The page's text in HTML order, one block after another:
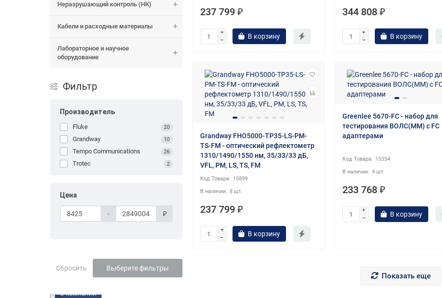
Неразрушающий контроль (НК)
Кабели и расходные материалы
Лабораторное и научное
оборудование
Фильтр
Производитель
Fluke 20
Grandway 10
Tempo Communications 26
Trotec 2
Цена
- ₽
Сбросить Выберите фильтры
О компании
237 799 ₽
В корзину
344 808 ₽
В корзину
Grandway FHO5000-TP35-LS-PM-
TS-FM - оптический рефлектометр
1310/1490/1550 нм, 35/33/33 дБ,
VFL, PM, LS, TS, FM
15899
8 шт.
237 799 ₽
В корзину
Greenlee 5670-FC - набор для
тестирования ВОЛС(MM) c FC
адаптерами
15354
4 шт.
233 768 ₽
В корзину
Показать еще